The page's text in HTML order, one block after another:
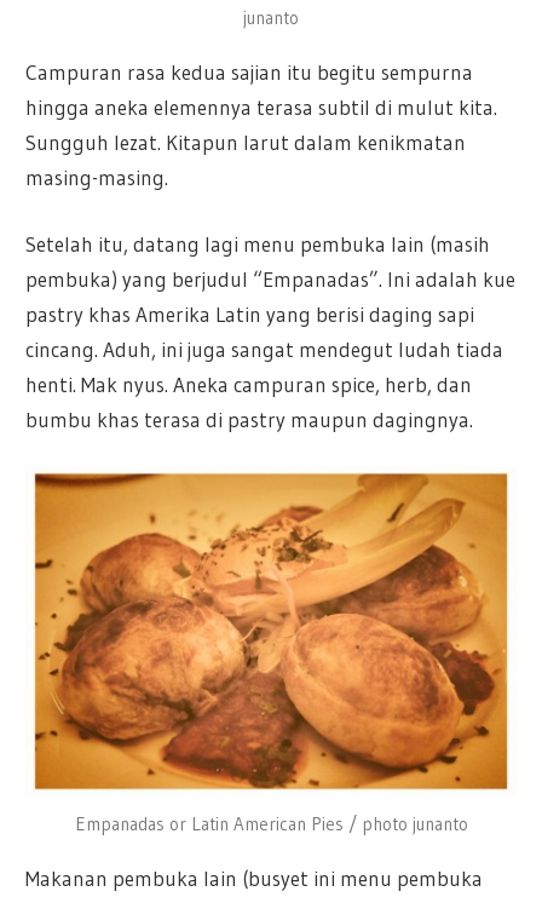
junanto
Campuran rasa kedua sajian itu begitu sempurna
hingga aneka elemennya terasa subtil di mulut kita.
Sungguh lezat. Kitapun larut dalam kenikmatan
masing-masing.
Setelah itu, datang lagi menu pembuka lain (masih
pembuka) yang berjudul “Empanadas”. Ini adalah kue
pastry khas Amerika Latin yang berisi daging sapi
cincang. Aduh, ini juga sangat mendegut ludah tiada
henti. Mak nyus. Aneka campuran spice, herb, dan
bumbu khas terasa di pastry maupun dagingnya.
Empanadas or Latin American Pies / photo junanto
Makanan pembuka lain (busyet ini menu pembuka